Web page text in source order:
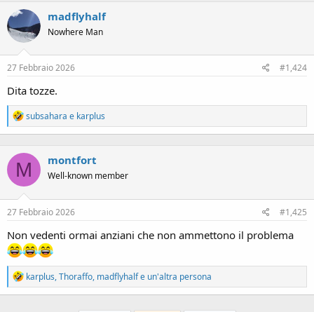
i
o
n
:
madflyhalf
Nowhere Man
27 Febbraio 2026 #1,424
Dita tozze.
R
e
a
i
n
:
subsahara e karplus
M montfort
Well-known member
27 Febbraio 2026 #1,425
Non vedenti ormai anziani che non ammettono il problema
R
e
a
karplus,Thoraffo, madflyhalfe un'altra persona